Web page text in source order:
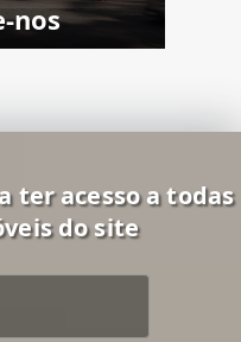
nos
ter acesso a todas
do site